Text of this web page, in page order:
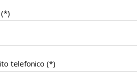
telefonico (*)